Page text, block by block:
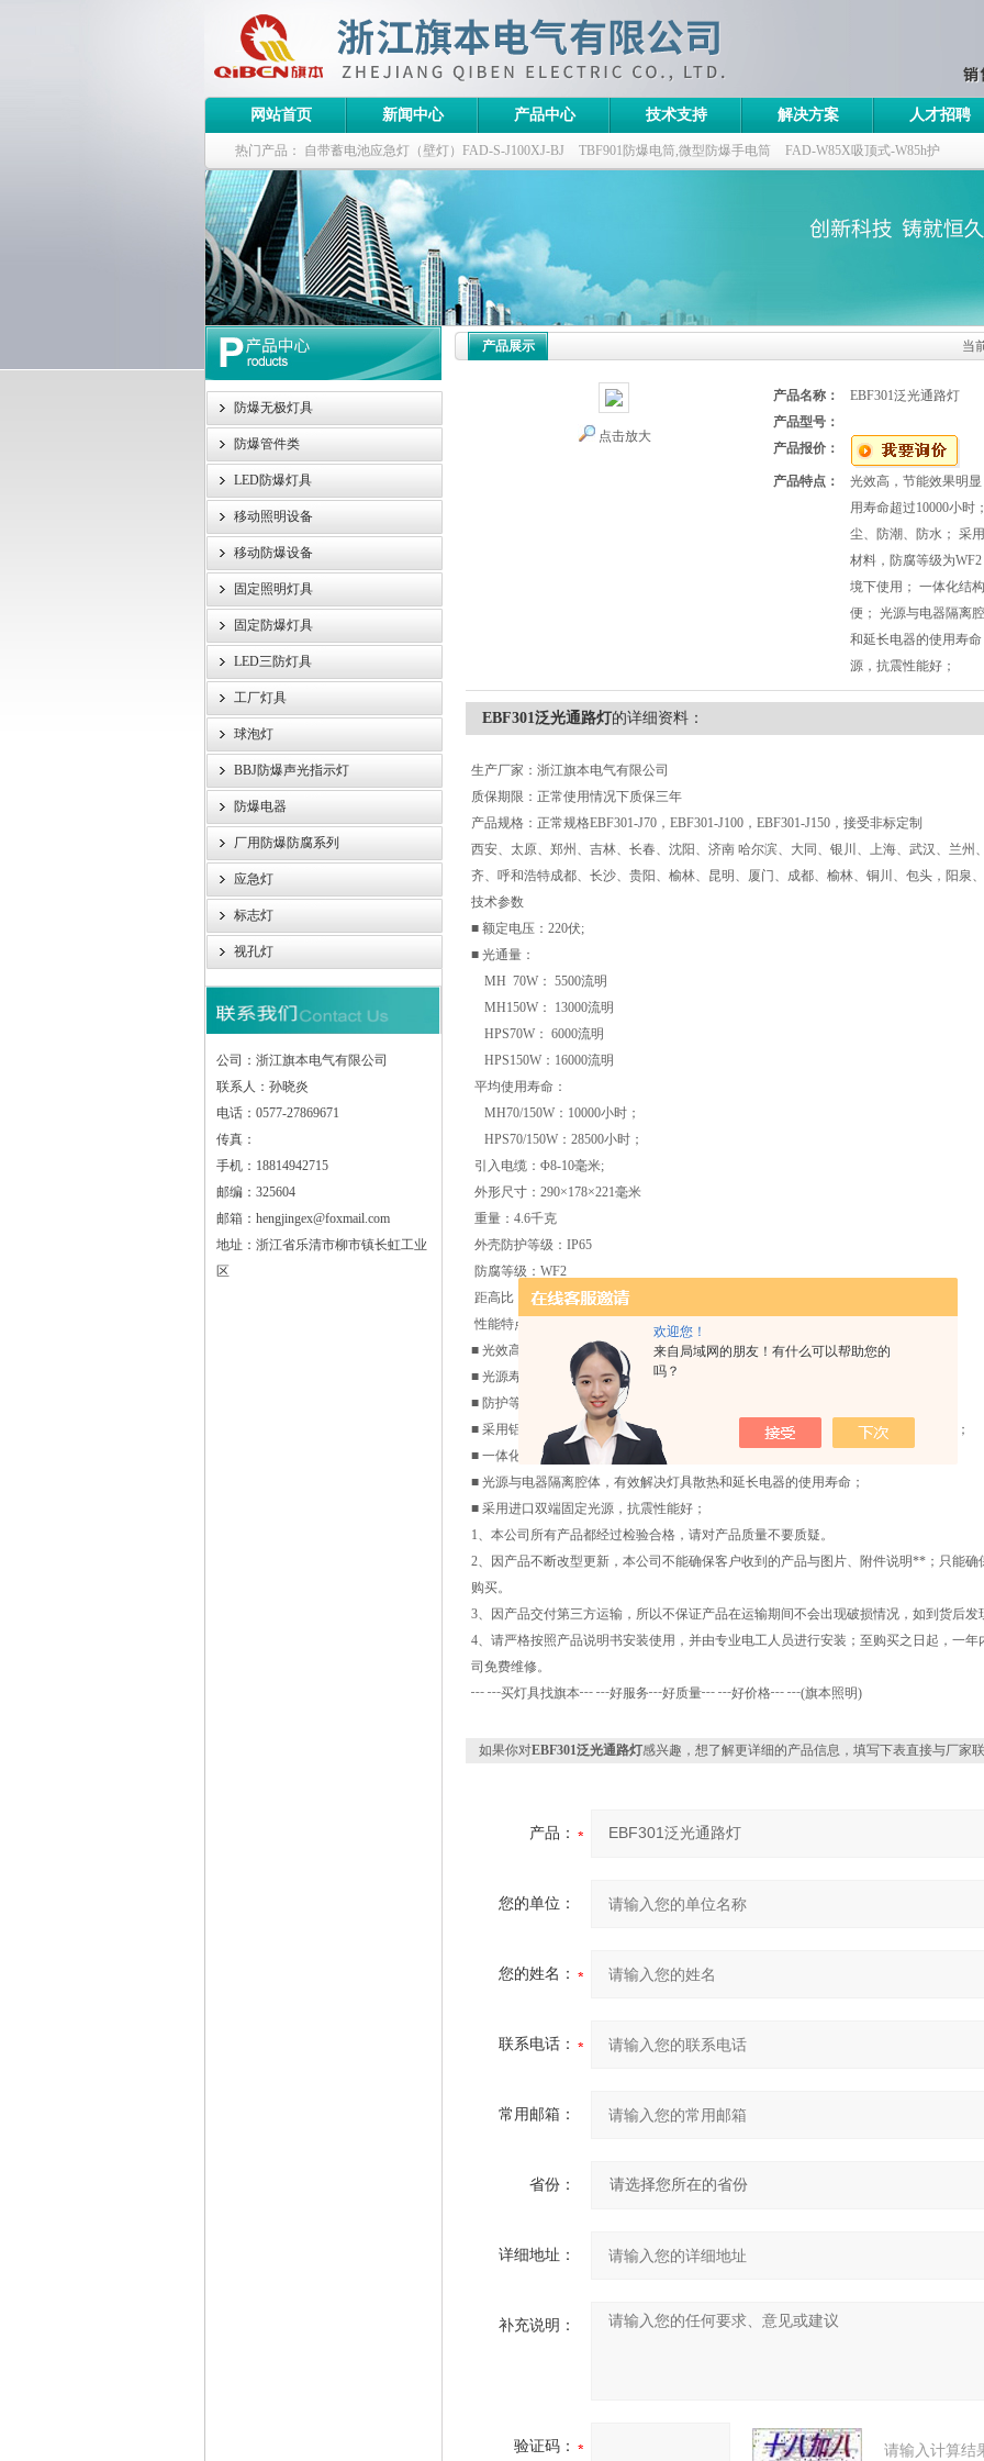
欢迎您！
来自局域网的朋友！有什么可以帮助您的
吗？
浙江旗本电气有限公司
网站首页 新闻中心 产品中心 技术支持 解决方案 人才招聘
热门产品： 自带蓄电池应急灯（壁灯）FAD-S-J100XJ-BJ TBF901防爆电筒,微型防爆手电筒 FAD-W85X吸顶式-W85h护
栏式无极灯 G9960-W120W长寿无极工厂灯,三防无极灯
防爆泛光灯
防爆无极灯具
防爆管件类
LED防爆灯具
移动照明设备
移动防爆设备
固定照明灯具
固定防爆灯具
LED三防灯具
工厂灯具
球泡灯
BBJ防爆声光指示灯
防爆电器
厂用防爆防腐系列
应急灯
标志灯
视孔灯
公司：浙江旗本电气有限公司
联系人：孙晓炎
电话：0577-27869671
传真：
手机：18814942715
邮编：325604
邮箱：hengjingex@foxmail.com
地址：浙江省乐清市柳市镇长虹工业
区
产品展示 当
点击放大
产品名称：
EBF301泛光通路灯
产品型号：
产品报价：
产品特点：
光效高，节能效果明
用寿命超过10000小时
尘、防潮、防水； 采
材料，防腐等级为
境下使用； 一体化结
便； 光源与电器隔离
和延长电器的使用寿
源，抗震性能好；
EBF301泛光通路灯的详细资料：
生产厂家：浙江旗本电气有限公司
质保期限：正常使用情况下质保三年
产品规格：正常规格EBF301-J70，EBF301-J100，EBF301-J150，接受非标定制
西安、太原、郑州、吉林、长春、沈阳、济南 哈尔滨、大同、银川、上海、武汉、兰州
齐、呼和浩特成都、长沙、贵阳、榆林、昆明、厦门、成都、榆林、铜川、包头，阳泉
技术参数
■ 额定电压：220伏;
■ 光通量：
MH 70W： 5500流明
MH150W： 13000流明
HPS70W： 6000流明
HPS150W：16000流明
平均使用寿命：
MH70/150W：10000小时；
HPS70/150W：28500小时；
引入电缆：Φ8-10毫米;
外形尺寸：290×178×221毫米
重量：4.6千克
外壳防护等级：IP65
防腐等级：WF2
距高比：3.2
性能特点：
■ 光效高，节能效果明显；
■ 光源寿命长，平均使用寿命超过10000小时；
■ 防护等级为IP65，防尘、防潮、防水；
■ 采用铝合金外壳、进口密封材料，防腐等级为WF2，适合工业场所特定环境下
■ 一体化结构，外形美观，安装方便；
■ 光源与电器隔离腔体，有效解决灯具散热和延长电器的使用寿命；
■ 采用进口双端固定光源，抗震性能好；
1、本公司所有产品都经过检验合格，请对产品质量不要质疑。
2、因产品不断改型更新，本公司不能确保客户收到的产品与图片、附件说明**；只能
购买。
3、因产品交付第三方运输，所以不保证产品在运输期间不会出现破损情况，如到货后
4、请严格按照产品说明书安装使用，并由专业电工人员进行安装；至购买之日起，一
司免费维修。
┅ ┅买灯具找旗本┅ ┅好服务┅好质量┅ ┅好价格┅ ┅(旗本照明)
如果你对EBF301泛光通路灯感兴趣，想了解更详细的产品信息，填写下表直接与厂家
产品：
您的单位：
您的姓名：
联系电话：
常用邮箱：
省份：
详细地址：
补充说明：
验证码： 请输入计算结